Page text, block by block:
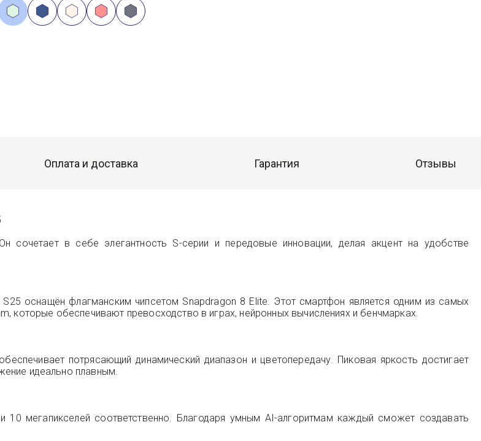
Оплата и доставка Гарантия Отзывы
в себе элегантность S-серии и передовые инновации, делая акцент на удобстве
оснащён флагманским чипсетом Snapdragon 8 Elite. Этот смартфон является одним из самых
обеспечивают превосходство в играх, нейронных вычислениях и бенчмарках.
потрясающий динамический диапазон и цветопередачу. Пиковая яркость достигает
идеально плавным.
мегапикселей соответственно. Благодаря умным AI-алгоритмам каждый сможет создавать